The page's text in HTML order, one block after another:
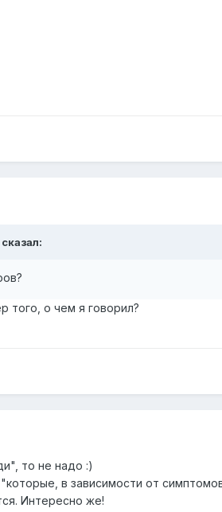
того, о чем я говорил?
то не надо :)
в зависимости от
Интересно же!